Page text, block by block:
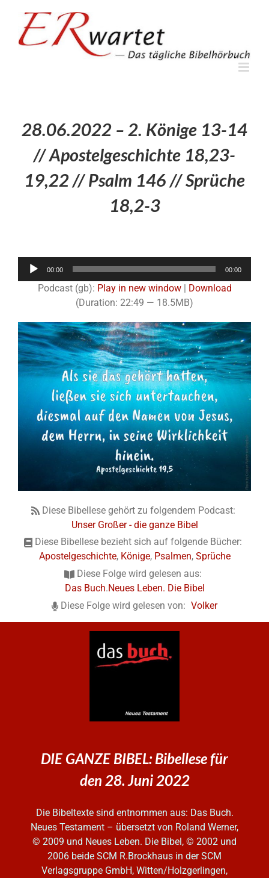
springen
28.06.2022 – 2. Könige 13-14
// Apostelgeschichte 18,23-
19,22 // Psalm 146 // Sprüche
18,2-3
Audio-
00:00 00:00
Podcast (gb): Play in new window|
Download
(Duration: 22:49 — 18.5MB)
Diese Bibellese gehört zu folgendem Podcast:
Unser Großer - die ganze Bibel
Diese Bibellese bezieht sich auf folgende Bücher:
Apostelgeschichte, Könige, Psalmen, Sprüche
Diese Folge wird gelesen aus:
Das Buch.Neues Leben. Die Bibel
Diese Folge wird gelesen von: Volker
DIE GANZE BIBEL: Bibellese für
den 28. Juni 2022
Die Bibeltexte sind entnommen aus: Das Buch.
Neues Testament – übersetzt von Roland Werner,
© 2009 und Neues Leben. Die Bibel, © 2002 und
2006 beide SCM R.Brockhaus in der SCM
Verlagsgruppe GmbH, Witten/Holzgerlingen,